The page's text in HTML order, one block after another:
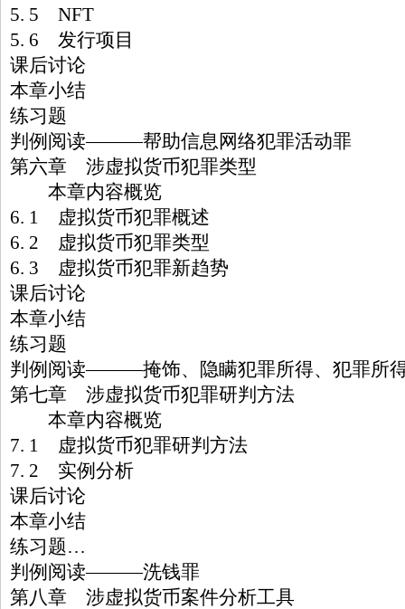
5. 5 NFT
5. 6 发行项目
课后讨论
本章小结
练习题
判例阅读———帮助信息网络犯罪活动罪
第六章 涉虚拟货币犯罪类型
本章内容概览
6. 1 虚拟货币犯罪概述
6. 2 虚拟货币犯罪类型
6. 3 虚拟货币犯罪新趋势
课后讨论
本章小结
练习题
判例阅读———掩饰、隐瞒犯罪所得、犯罪所
第七章 涉虚拟货币犯罪研判方法
本章内容概览
7. 1 虚拟货币犯罪研判方法
7. 2 实例分析
课后讨论
本章小结
练习题…
判例阅读———洗钱罪
第八章 涉虚拟货币案件分析工具